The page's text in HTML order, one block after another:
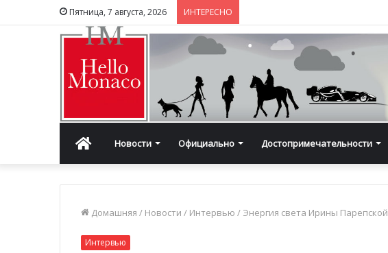
Пятница, 7 августа, 2026 ИНТЕРЕСНО
ГлавнаяНовости Официально Достопримечательности
Домашняя / Новости / Интервью / Энергия света Ирины Парепской
Интервью